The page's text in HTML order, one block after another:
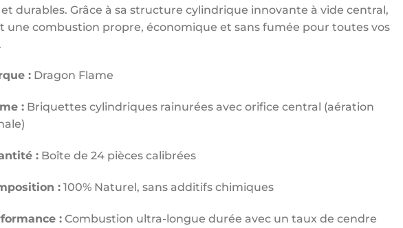
durables. Grâce à sa structure cylindrique innovante à vide central,
une combustion propre, économique et sans fumée pour toutes vos
: Dragon Flame
: Briquettes cylindriques rainurées avec orifice central (aération
: Boîte de 24 pièces calibrées
: 100% Naturel, sans additifs chimiques
: Combustion ultra-longue durée avec un taux de cendre